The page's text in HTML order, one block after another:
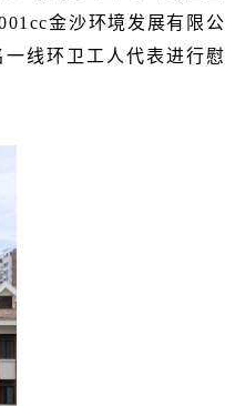
金沙环境发展有限公
线环卫工人代表进行慰